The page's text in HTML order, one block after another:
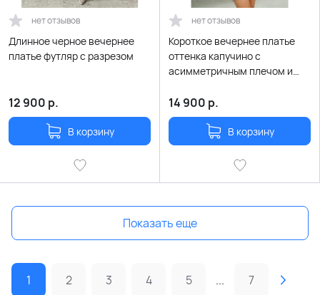
нет отзывов
Длинное черное вечернее
платье футляр с разрезом
12 900 р.
В корзину
нет отзывов
Короткое вечернее платье
оттенка капучино с
асимметричным плечом и
14 900 р.
В корзину
Показать еще
1 2 3 4 5 ... 7